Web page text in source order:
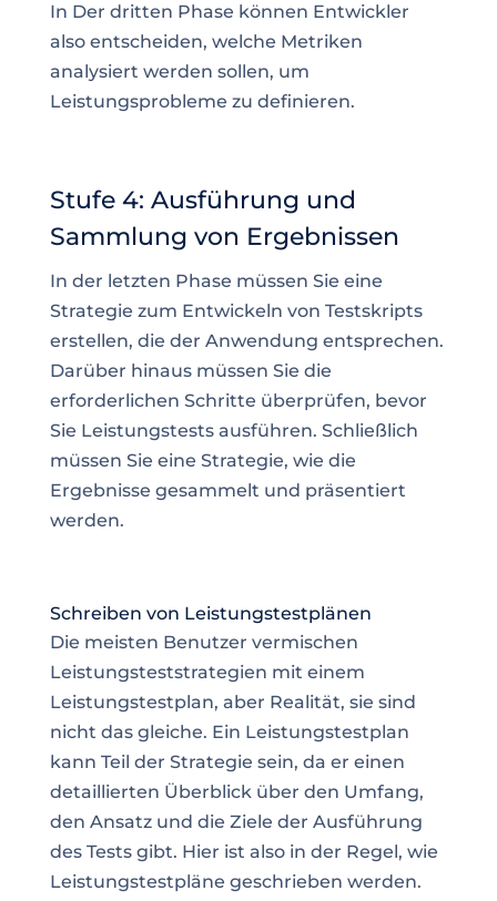
In Der dritten Phase können Entwickler
also entscheiden, welche Metriken
analysiert werden sollen, um
Leistungsprobleme zu definieren.
Stufe 4: Ausführung und
Sammlung von Ergebnissen
In der letzten Phase müssen Sie eine
Strategie zum Entwickeln von Testskripts
erstellen, die der Anwendung entsprechen.
Darüber hinaus müssen Sie die
erforderlichen Schritte überprüfen, bevor
Sie Leistungstests ausführen. Schließlich
müssen Sie eine Strategie, wie die
Ergebnisse gesammelt und präsentiert
werden.
Schreiben von Leistungstestplänen
Die meisten Benutzer vermischen
Leistungsteststrategien mit einem
Leistungstestplan, aber Realität, sie sind
nicht das gleiche. Ein Leistungstestplan
kann Teil der Strategie sein, da er einen
detaillierten Überblick über den Umfang,
den Ansatz und die Ziele der Ausführung
des Tests gibt. Hier ist also in der Regel, wie
Leistungstestpläne geschrieben werden.